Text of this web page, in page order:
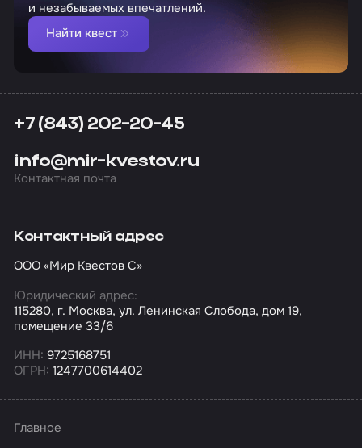
и незабываемых впечатлений.
Найти квест
+7 (843) 202-20-45
info@mir-kvestov.ru
Контактная почта
Контактный адрес
ООО «Мир Квестов С»
Юридический адрес:
115280, г. Москва, ул. Ленинская Слобода, дом 19,
помещение 33/6
ИНН: 9725168751
ОГРН: 1247700614402
Главное